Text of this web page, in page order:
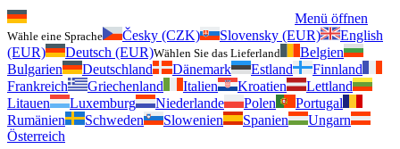
Menü öffnen
Wähle eine Sprache Česky (CZK) Slovensky (EUR)
English
(EUR)
Deutsch (EUR)Wählen Sie das Lieferland
Belgien
Bulgarien
Deutschland Dänemark Estland
Finnland
Frankreich
Griechenland Italien Kroatien
Lettland
Litauen
Luxemburg Niederlande Polen
Portugal
Rumänien
Schweden Slowenien Spanien
Ungarn
Österreich